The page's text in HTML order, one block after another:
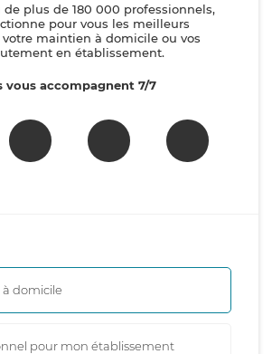
de plus de 180 000 professionnels,
pour vous les meilleurs
maintien à domicile ou vos
en établissement.
vous accompagnent 7/7
à domicile
pour mon établissement